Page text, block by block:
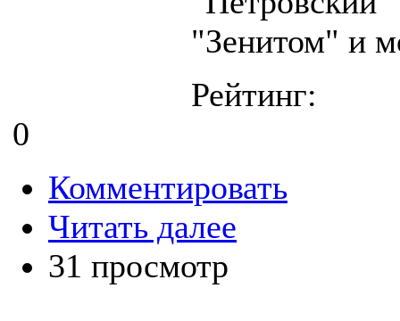
"Зенитом" и
Рейтинг:
0
Комментировать
Читать далее
31 просмотр